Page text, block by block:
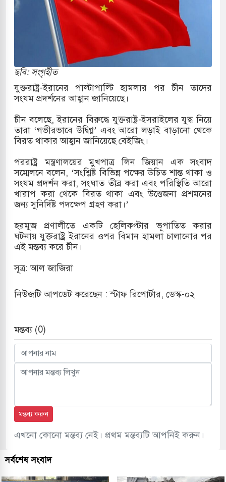
দক্ষিণ কোরিয়ার বন্দি ২৫ শতাংশ বেড়েছে
থাকুক বা না থাকুক, ইরানে একক সামরিক পদক্ষেপের
জুমার বয়ান ও নামাজ পড়াবেন দেওবন্দের
ছাড়লেন জনপ্রিয় ভারতীয় সাংবাদিক ময়ূখ রঞ্জন
অ্যারেস্ট আবেদন, বরগুনার এসআইয়ের বিরুদ্ধে
জাদুঘর নতুন বাংলাদেশের পথচলার কেন্দ্র হবে: ড.
বিভিন্ন খাতে সৌদির বিনিয়োগের আহবান প্রধানমন্ত্রীর
হামলায় ছাত্রদল ও ছাত্রলীগের আচরণ ইসরায়েলের
পথে ইসরায়েলীরা,হাতছাড়ার ঝুঁকিতে জরুরি
পাহাড়ি ঢলে ফুঁসে উঠেছে তিস্তা
ছবি: সংগৃহীত
যুক্তরাষ্ট্র-ইরানের পাল্টাপাল্টি হামলার পর চীন তাদের
সংযম প্রদর্শনের আহ্বান জানিয়েছে।
চীন বলেছে, ইরানের বিরুদ্ধে যুক্তরাষ্ট্র-ইসরাইলের যুদ্ধ নিয়ে
তারা ‘গভীরভাবে উদ্বিগ্ন’ এবং আরো লড়াই বাড়ানো থেকে
বিরত থাকার আহ্বান জানিয়েছে বেইজিং।
পররাষ্ট্র মন্ত্রণালয়ের মুখপাত্র লিন জিয়ান এক সংবাদ
সম্মেলনে বলেন, ‘সংশ্লিষ্ট বিভিন্ন পক্ষের উচিত শান্ত থাকা ও
সংযম প্রদর্শন করা, সংঘাত তীব্র করা এবং পরিস্থিতি আরো
খারাপ করা থেকে বিরত থাকা এবং উত্তেজনা প্রশমনের
জন্য সুনির্দিষ্ট পদক্ষেপ গ্রহণ করা।’
হরমুজ প্রণালীতে একটি হেলিকপ্টার ভূপাতিত করার
ঘটনায় যুক্তরাষ্ট্র ইরানের ওপর বিমান হামলা চালানোর পর
এই মন্তব্য করে চীন।
সূত্র: আল জাজিরা
নিউজটি আপডেট করেছেন : স্টাফ রিপোর্টার, ডেস্ক-০২
মন্তব্য (0)
মন্তব্য করুন
এখনো কোনো মন্তব্য নেই। প্রথম মন্তব্যটি আপনিই করুন।
সর্বশেষ সংবাদ